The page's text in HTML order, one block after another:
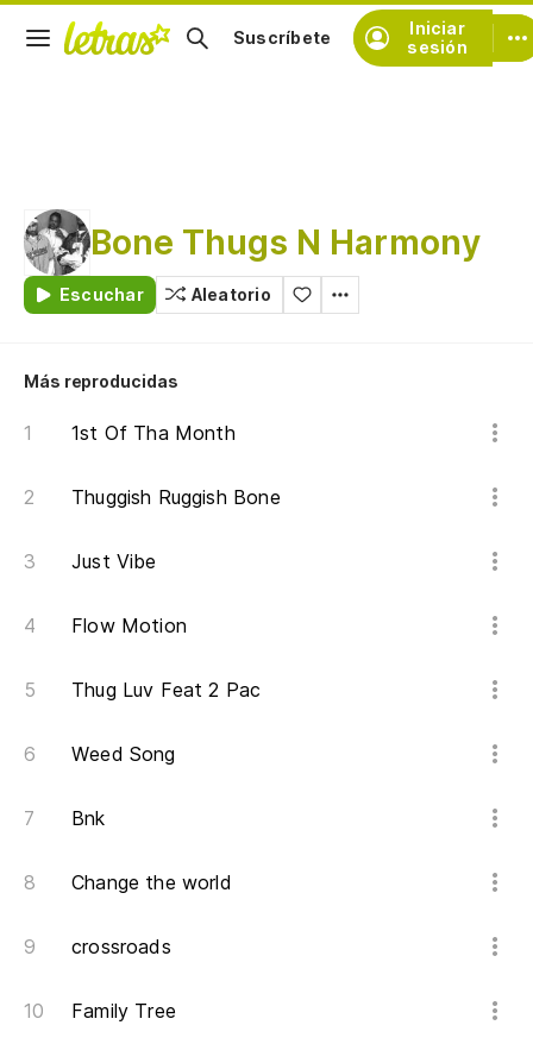
Iniciar
sesión
Suscríbete
Bone Thugs N Harmony
Escuchar Aleatorio
Más reproducidas
1st Of Tha Month
Thuggish Ruggish Bone
Just Vibe
Flow Motion
Thug Luv Feat 2 Pac
Weed Song
Bnk
Change the world
crossroads
Family Tree